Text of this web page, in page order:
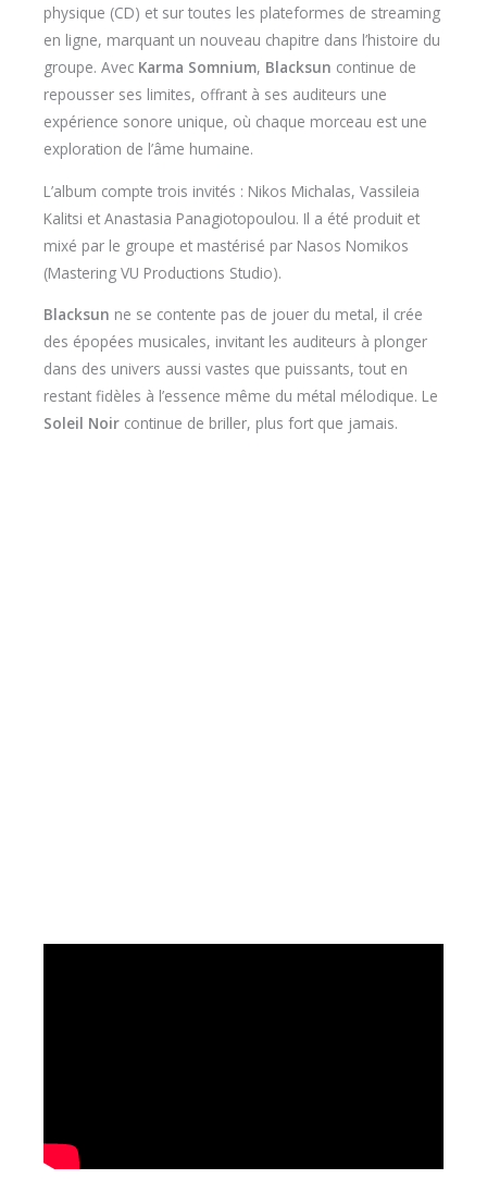
physique (CD) et sur toutes les plateformes de streaming
en ligne, marquant un nouveau chapitre dans l’histoire du
groupe. Avec Karma Somnium, Blacksun continue de
repousser ses limites, offrant à ses auditeurs une
expérience sonore unique, où chaque morceau est une
exploration de l’âme humaine.
L’album compte trois invités : Nikos Michalas, Vassileia
Kalitsi et Anastasia Panagiotopoulou. Il a été produit et
mixé par le groupe et mastérisé par Nasos Nomikos
(Mastering VU Productions Studio).
Blacksun ne se contente pas de jouer du metal, il crée
des épopées musicales, invitant les auditeurs à plonger
dans des univers aussi vastes que puissants, tout en
restant fidèles à l’essence même du métal mélodique. Le
Soleil Noir continue de briller, plus fort que jamais.